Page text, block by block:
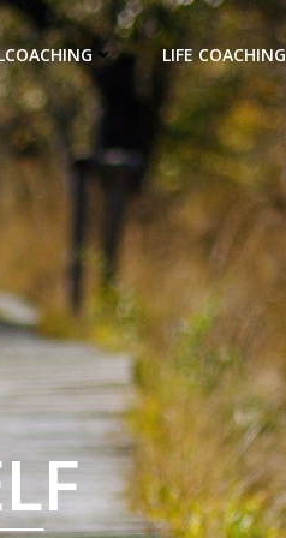
LIFE COACHING